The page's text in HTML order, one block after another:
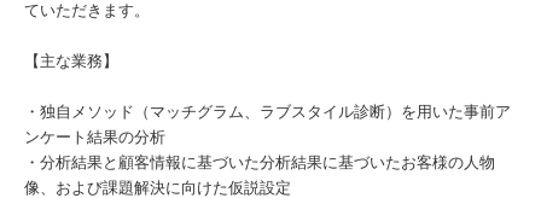
ていただきます。
【主な業務】
・独自メソッド（マッチグラム、ラブスタイル診断）を用いた事前ア
ンケート結果の分析
・分析結果と顧客情報に基づいた分析結果に基づいたお客様の人物
像、および課題解決に向けた仮説設定